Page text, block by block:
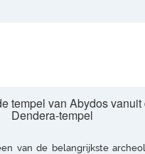
tempel van Abydos vanuit
Dendera-tempel
van de belangrijkste